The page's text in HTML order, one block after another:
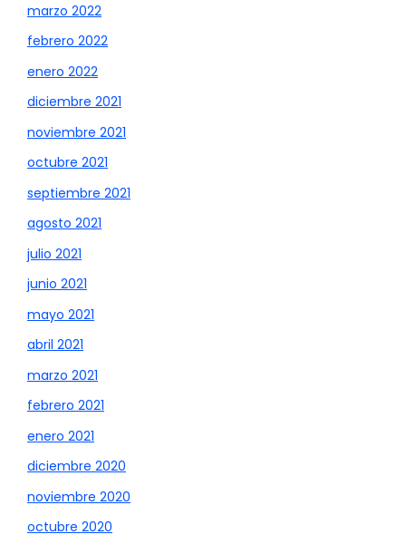
marzo 2022
febrero 2022
enero 2022
diciembre 2021
noviembre 2021
octubre 2021
septiembre 2021
agosto 2021
julio 2021
junio 2021
mayo 2021
abril 2021
marzo 2021
febrero 2021
enero 2021
diciembre 2020
noviembre 2020
octubre 2020